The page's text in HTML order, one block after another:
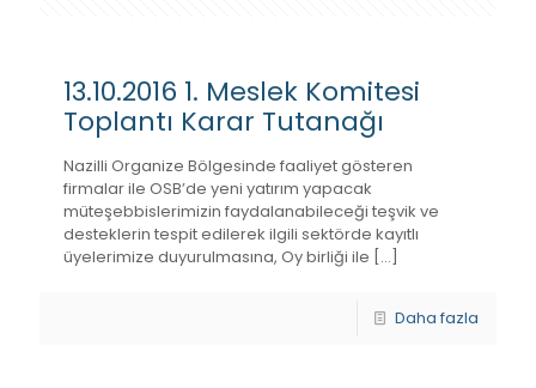
13.10.2016 1. Meslek Komitesi
Toplantı Karar Tutanağı
Nazilli Organize Bölgesinde faaliyet gösteren
firmalar ile OSB’de yeni yatırım yapacak
müteşebbislerimizin faydalanabileceği teşvik ve
desteklerin tespit edilerek ilgili sektörde kayıtlı
üyelerimize duyurulmasına, Oy birliği ile […]
Daha fazla